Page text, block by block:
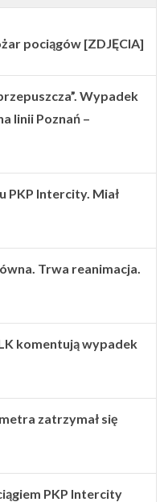
pociągów [ZDJĘCIA]
Wypadek
linii Poznań –
PKP Intercity. Miał
Trwa reanimacja.
komentują wypadek
zatrzymał się
PKP Intercity